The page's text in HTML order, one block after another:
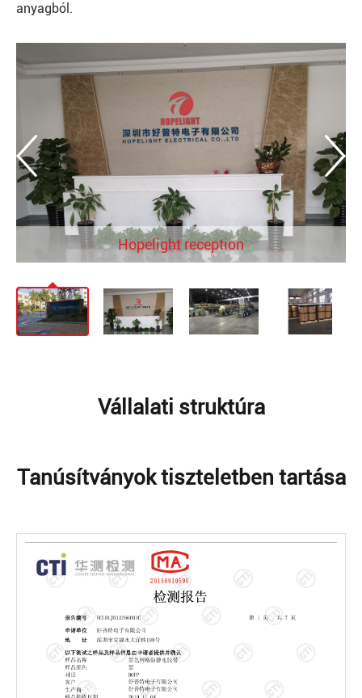
anyagból.
Hopelight factory
Vállalati struktúra
Tanúsítványok tiszteletben tartása